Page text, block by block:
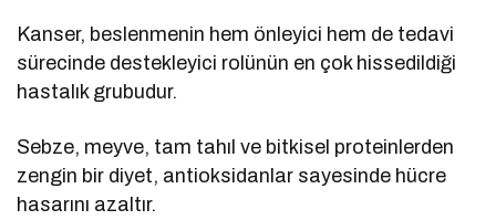
Kanser, beslenmenin hem önleyici hem de tedavi
sürecinde destekleyici rolünün en çok hissedildiği
hastalık grubudur.
Sebze, meyve, tam tahıl ve bitkisel proteinlerden
zengin bir diyet, antioksidanlar sayesinde hücre
hasarını azaltır.